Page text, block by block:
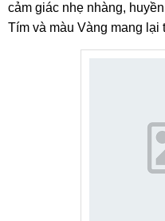
cảm giác nhẹ nhàng,
Tím và màu Vàng mang lại